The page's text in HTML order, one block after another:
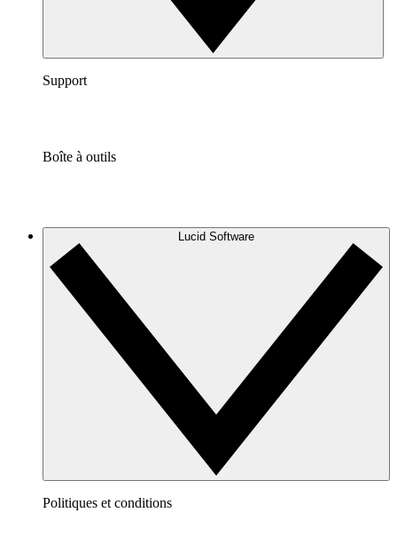
Support
Boîte à outils
Lucid Software
Politiques et conditions